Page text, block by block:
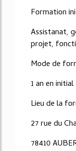
Formation
Assistanat,
projet,
Mode de
1 an en
Lieu de la
27 rue du
78410